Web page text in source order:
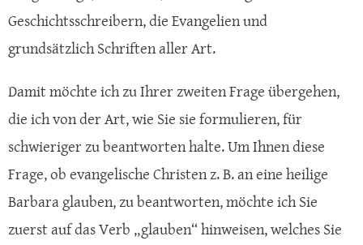
Geschichtsschreibern, die Evangelien und
grundsätzlich Schriften aller Art.
Damit möchte ich zu Ihrer zweiten Frage übergehen,
die ich von der Art, wie Sie sie formulieren, für
schwieriger zu beantworten halte. Um Ihnen diese
Frage, ob evangelische Christen z. B. an eine heilige
Barbara glauben, zu beantworten, möchte ich Sie
zuerst auf das Verb „glauben“ hinweisen, welches Sie